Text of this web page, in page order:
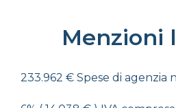
Menzioni
233.962 € Spese di agenzia